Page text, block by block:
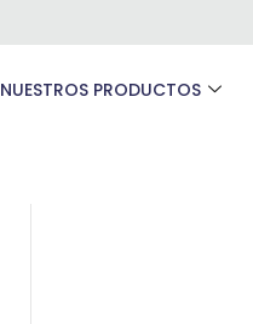
NUESTROS PRODUCTOS